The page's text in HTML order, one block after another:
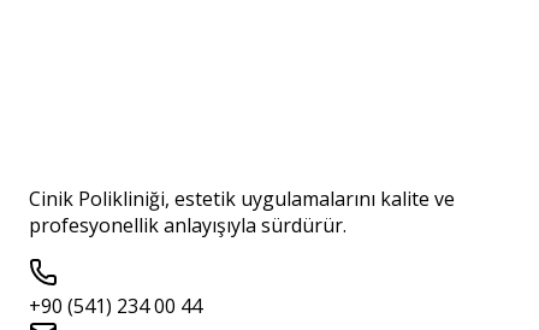
Cinik Polikliniği, estetik uygulamalarını kalite ve
profesyonellik anlayışıyla sürdürür.
+90 (541) 234 00 44